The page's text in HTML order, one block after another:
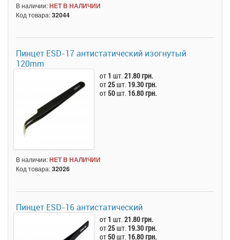
В наличии:НЕТ В НАЛИЧИИ
Код товара:32044
Пинцет ESD-17 антистатический изогнутый
120mm
от 1 шт.21.80 грн.
от25шт. 19.30 грн.
от 50шт. 16.80 грн.
В наличии:НЕТ В НАЛИЧИИ
Код товара:32026
Пинцет ESD-16 антистатический
от 1 шт.21.80 грн.
от25шт. 19.30 грн.
от 50шт. 16.80 грн.